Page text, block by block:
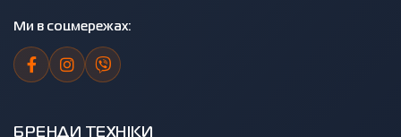
Ми в соцмережах:
БРЕНДИ ТЕХНІКИ